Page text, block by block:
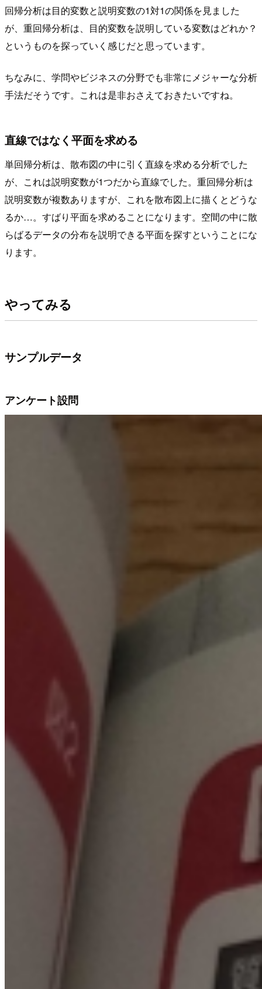
回帰分析は目的変数と説明変数の1対1の関係を見ました
が、重回帰分析は、目的変数を説明している変数はどれか？
というものを探っていく感じだと思っています。
ちなみに、学問やビジネスの分野でも非常にメジャーな分析
手法だそうです。これは是非おさえておきたいですね。
直線ではなく平面を求める
単回帰分析は、散布図の中に引く直線を求める分析でした
が、これは説明変数が1つだから直線でした。重回帰分析は
説明変数が複数ありますが、これを散布図上に描くとどうな
るか…。すばり平面を求めることになります。空間の中に散
らばるデータの分布を説明できる平面を探すということにな
ります。
やってみる
サンプルデータ
アンケート設問